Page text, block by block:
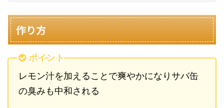
作り方
ポイント
レモン汁を加えることで爽やかになりサバ缶
の臭みも中和される